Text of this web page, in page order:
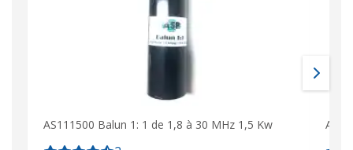
AS111500 Balun 1: 1 de 1,8 à 30 MHz 1,5 Kw